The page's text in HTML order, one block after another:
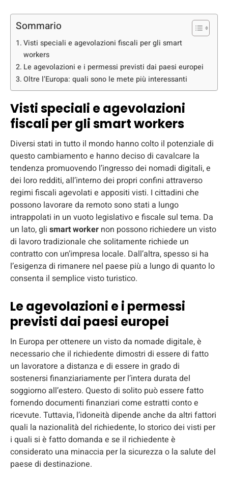
Sommario
Visti speciali e agevolazioni fiscali per gli smart
workers
Le agevolazioni e i permessi previsti dai paesi europei
Oltre l’Europa: quali sono le mete più interessanti
Visti speciali e agevolazioni
fiscali per gli smart workers
Diversi stati in tutto il mondo hanno colto il potenziale di
questo cambiamento e hanno deciso di cavalcare la
tendenza promuovendo l’ingresso dei nomadi digitali, e
dei loro redditi, all’interno dei propri confini attraverso
regimi fiscali agevolati e appositi visti. I cittadini che
possono lavorare da remoto sono stati a lungo
intrappolati in un vuoto legislativo e fiscale sul tema. Da
un lato, gli smart worker non possono richiedere un visto
di lavoro tradizionale che solitamente richiede un
contratto con un’impresa locale. Dall’altra, spesso si ha
l’esigenza di rimanere nel paese più a lungo di quanto lo
consenta il semplice visto turistico.
Le agevolazioni e i permessi
previsti dai paesi europei
In Europa per ottenere un visto da nomade digitale, è
necessario che il richiedente dimostri di essere di fatto
un lavoratore a distanza e di essere in grado di
sostenersi finanziariamente per l’intera durata del
soggiorno all’estero. Questo di solito può essere fatto
fornendo documenti finanziari come estratti conto e
ricevute. Tuttavia, l’idoneità dipende anche da altri fattori
quali la nazionalità del richiedente, lo storico dei visti per
i quali si è fatto domanda e se il richiedente è
considerato una minaccia per la sicurezza o la salute del
paese di destinazione.